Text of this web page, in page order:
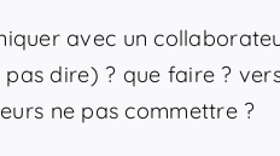
avec un
dire) ? que faire ?
ne pas commettre ?